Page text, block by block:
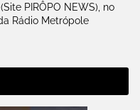
PIRÔPO NEWS), no
Rádio Metrópole